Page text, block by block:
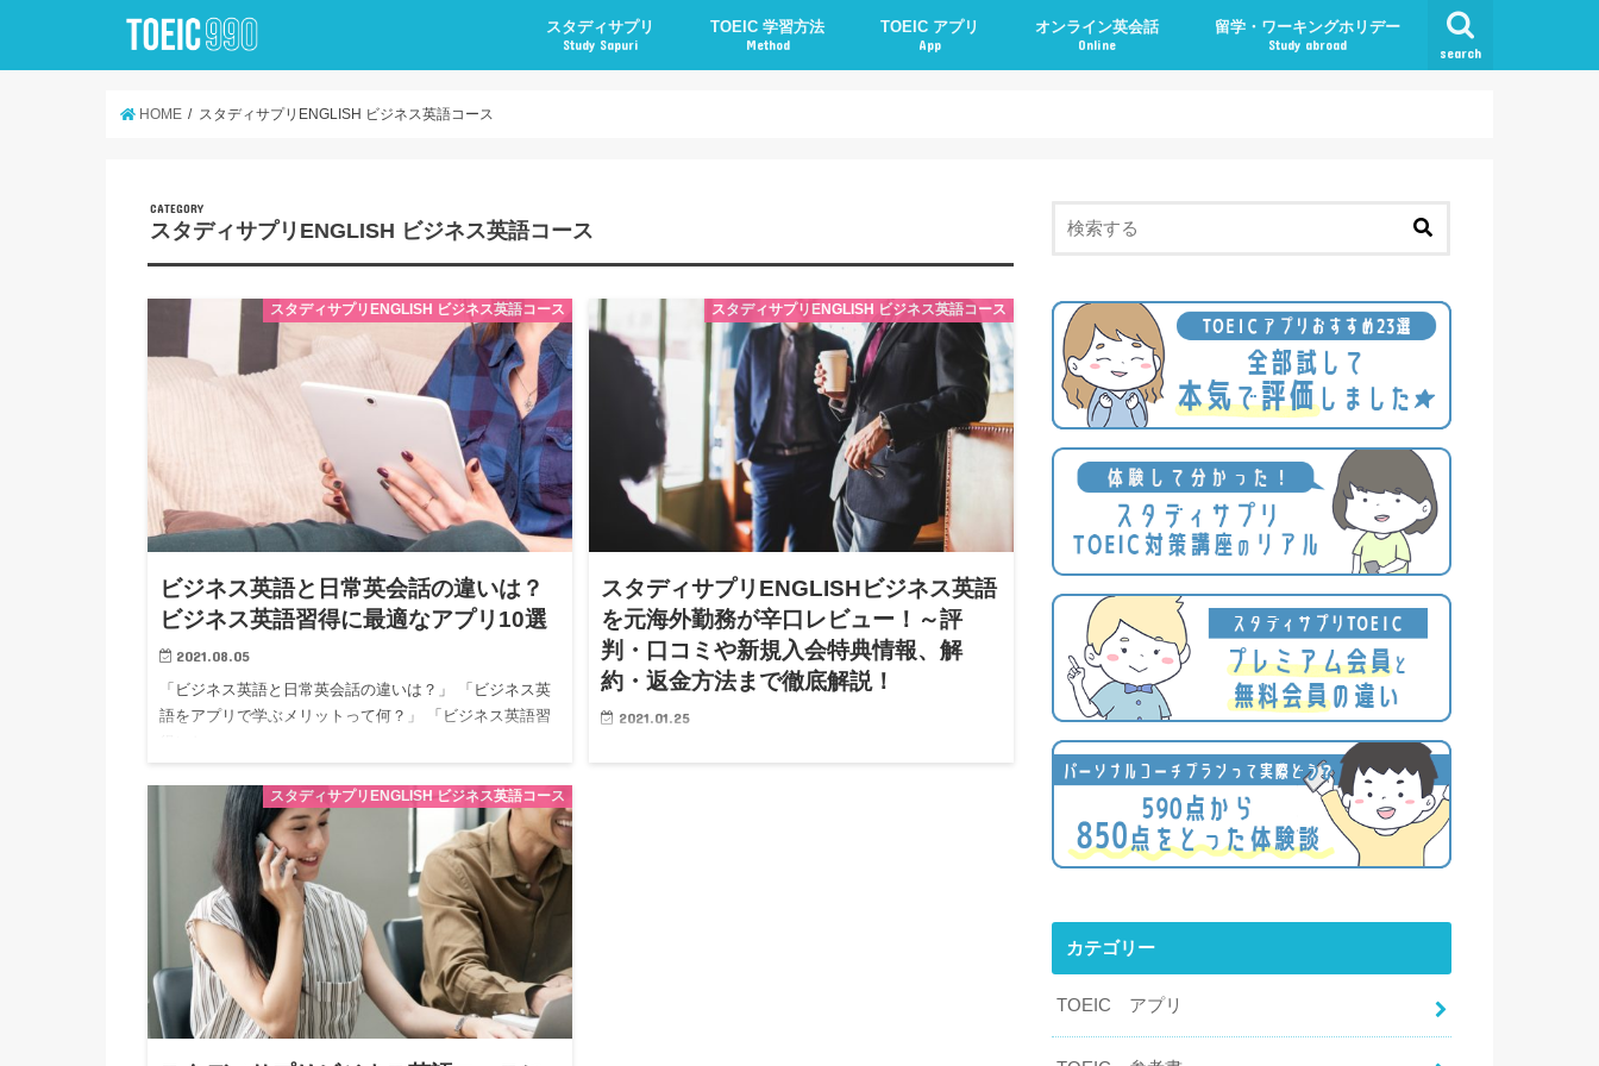
search
スタディサプリ
Study Sapuri
TOEIC 学習方法
Method
TOEIC アプリ
App
オンライン英会話
Online
留学・ワーキングホリデー
Study abroad
HOME スタディサプリENGLISH ビジネス英語コース
CATEGORY
スタディサプリENGLISH ビジネス英語コース
スタディサプリENGLISH ビジネス英語コース
ビジネス英語と日常英会話の違いは？
ビジネス英語習得に最適なアプリ10選
2021.08.05
「ビジネス英語と日常英会話の違いは？」 「ビジネス英
語をアプリで学ぶメリットって何？」 「ビジネス英語習
スタディサプリENGLISH ビジネス英語コース
スタディサプリENGLISHビジネス英語
を元海外勤務が辛口レビュー！～評
判・口コミや新規入会特典情報、解
約・返金方法まで徹底解説！
2021.01.25
スタディサプリENGLISH ビジネス英語コース
カテゴリー
TOEIC アプリ